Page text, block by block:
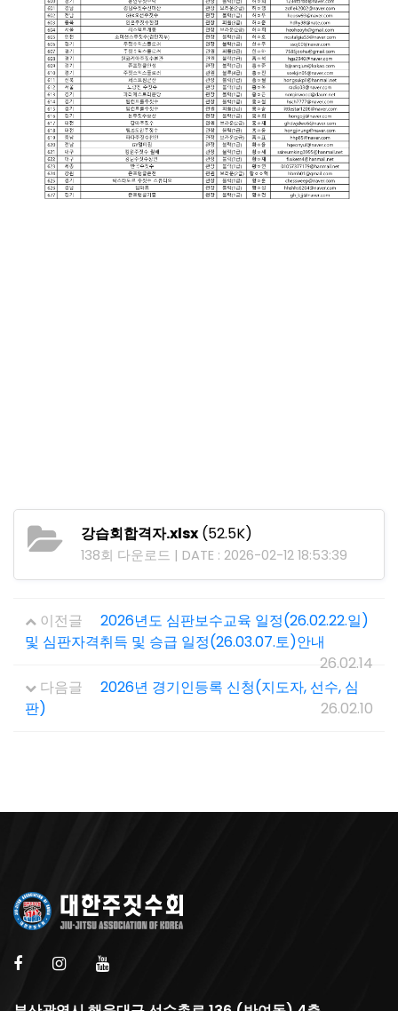
강습회합격자.xlsx (52.5K)
138회 다운로드 | DATE : 2026-02-12 18:53:39
이전글
2026년도 심판보수교육 일정(26.02.22.일)
및 심판자격취득 및 승급 일정(26.03.07.토)안내
26.02.14
다음글
2026년 경기인등록 신청(지도자, 선수, 심
판)
26.02.10